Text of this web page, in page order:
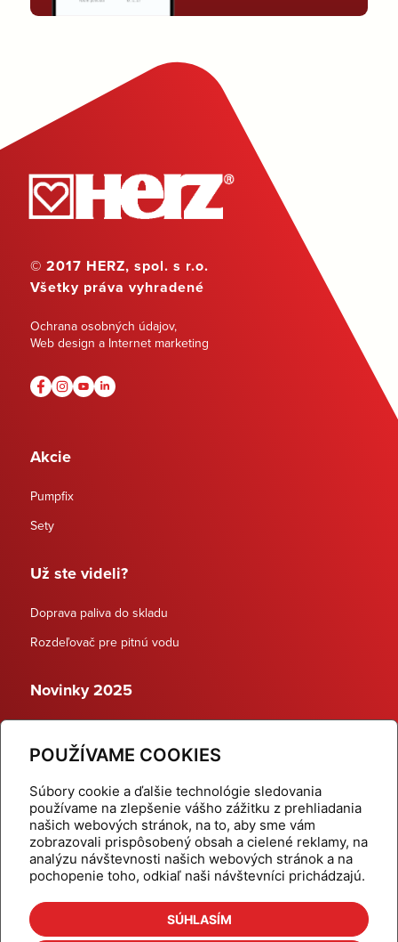
POUŽÍVAME COOKIES
Súbory cookie a ďalšie technológie sledovania
používame na zlepšenie vášho zážitku z prehliadania
našich webových stránok, na to, aby sme vám
zobrazovali prispôsobený obsah a cielené reklamy, na
analýzu návštevnosti našich webových stránok a na
pochopenie toho, odkiaľ naši návštevníci prichádzajú.
SÚHLASÍM
© 2017 HERZ, spol. s r.o.
Všetky práva vyhradené
Ochrana osobných údajov,
Web design a Internet marketing
Akcie
Pumpfix
Sety
Už ste videli?
Doprava paliva do skladu
Rozdeľovač pre pitnú vodu
Novinky 2025
Dynamické termostatické ventily
Domov
Produkty
Aktuality
Odber šikovné tipy
Kalkulačky
Cenníky
Na stiahnutie
Referencie